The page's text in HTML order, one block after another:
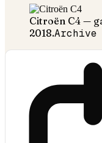
Citroën C4 —
2018.Archive